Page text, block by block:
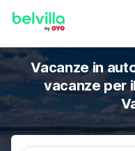
Vacanze in
vacanze per